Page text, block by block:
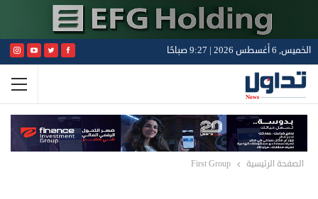
الخميس, 6 أغسطس 2026 | 9:27 صباحًا
الصفحة الرئيسية First Group